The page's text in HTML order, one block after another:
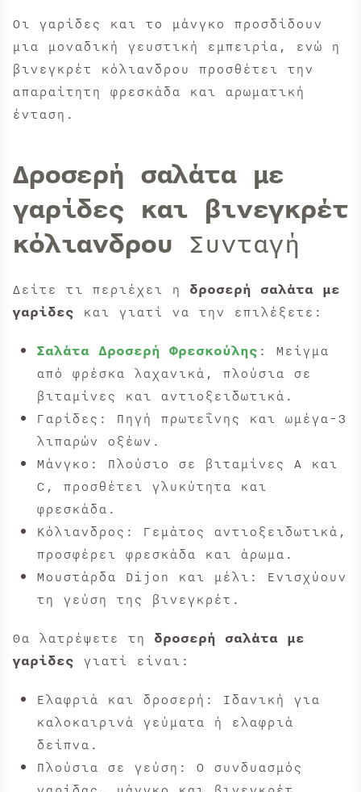
Οι γαρίδες και το μάνγκο προσδίδουν
μια μοναδική γευστική εμπειρία, ενώ η
βινεγκρέτ κόλιανδρου προσθέτει την
απαραίτητη φρεσκάδα και αρωματική
ένταση.
Δροσερή σαλάτα με
γαρίδες και βινεγκρέτ
κόλιανδρου Συνταγή
Δείτε τι περιέχει η δροσερή σαλάτα με
γαρίδες και γιατί να την επιλέξετε:
Σαλάτα Δροσερή Φρεσκούλης: Μείγμα
από φρέσκα λαχανικά, πλούσια σε
βιταμίνες και αντιοξειδωτικά.
Γαρίδες: Πηγή πρωτεΐνης και ωμέγα-3
λιπαρών οξέων.
Μάνγκο: Πλούσιο σε βιταμίνες Α και
C, προσθέτει γλυκύτητα και
φρεσκάδα.
Κόλιανδρος: Γεμάτος αντιοξειδωτικά,
προσφέρει φρεσκάδα και άρωμα.
Μουστάρδα Dijon και μέλι: Ενισχύουν
τη γεύση της βινεγκρέτ.
Θα λατρέψετε τη δροσερή σαλάτα με
γαρίδες γιατί είναι:
Ελαφριά και δροσερή: Ιδανική για
καλοκαιρινά γεύματα ή ελαφριά
δείπνα.
Πλούσια σε γεύση: Ο συνδυασμός